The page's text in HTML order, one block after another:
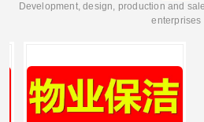
Development, design, production and
enterprises